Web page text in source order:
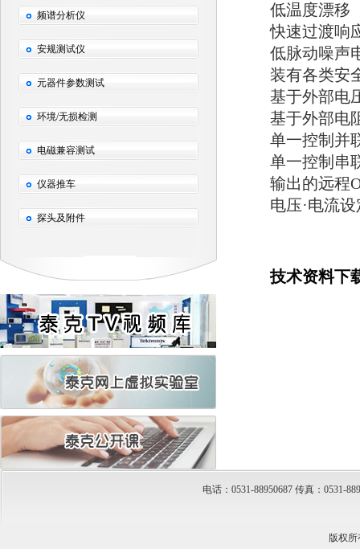
频谱分析仪
安规测试仪
元器件参数测试
环境/无损检测
电磁兼容测试
仪器推车
探头及附件
低温度漂移
快速过渡响
低脉动噪声
装有各类安
基于外部电
基于外部电
单一控制并
单一控制串
输出的远程
电压·电流
技术资料下
电话：0531-88950687 传真：0531-
版权